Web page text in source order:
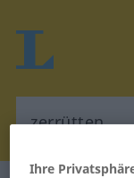
Ihre